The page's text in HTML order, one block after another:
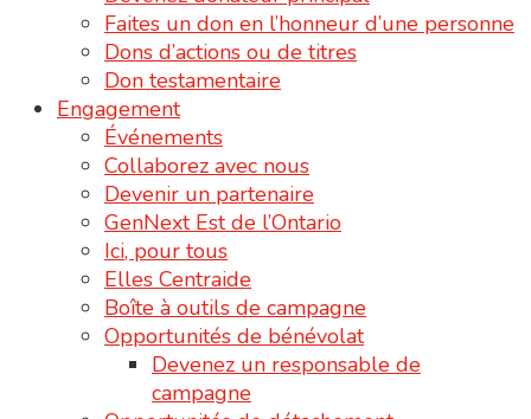
Faites un don en l’honneur d’une personne
Dons d’actions ou de titres
Don testamentaire
Engagement
Événements
Collaborez avec nous
Devenir un partenaire
GenNext Est de l’Ontario
Ici, pour tous
Elles Centraide
Boîte à outils de campagne
Opportunités de bénévolat
Devenez un responsable de
campagne